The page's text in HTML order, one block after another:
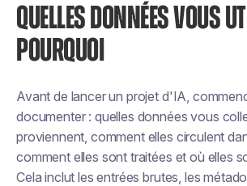
QUELLES DONNÉES VOUS
POURQUOI
Avant de lancer un projet d'IA,
documenter : quelles données vous
proviennent, comment elles circulent
comment elles sont traitées et où elles
Cela inclut les entrées brutes, les